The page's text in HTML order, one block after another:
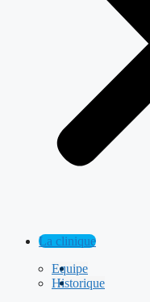
La clinique
Equipe
Historique